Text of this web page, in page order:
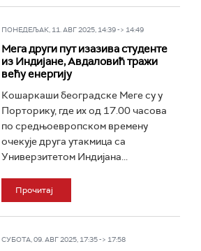
ПОНЕДЕЉАК, 11. АВГ 2025, 14:39 -> 14:49
Мега други пут изазива студенте
из Индијане, Авдаловић тражи
већу енергију
Кошаркаши београдске Меге су у
Порторику, где их од 17.00 часова
по средњоевропском времену
очекује друга утакмица са
Универзитетом Индијана...
Прочитај
СУБОТА, 09. АВГ 2025, 17:35 -> 17:58